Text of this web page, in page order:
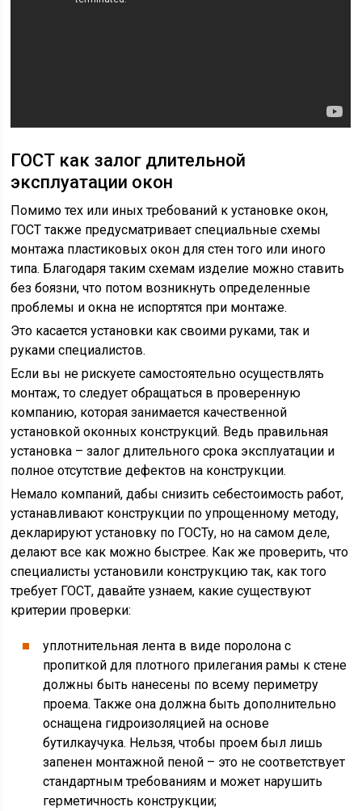
ГОСТ как залог длительной
эксплуатации окон
Помимо тех или иных требований к установке окон,
ГОСТ также предусматривает специальные схемы
монтажа пластиковых окон для стен того или иного
типа. Благодаря таким схемам изделие можно ставить
без боязни, что потом возникнуть определенные
проблемы и окна не испортятся при монтаже.
Это касается установки как своими руками, так и
руками специалистов.
Если вы не рискуете самостоятельно осуществлять
монтаж, то следует обращаться в проверенную
компанию, которая занимается качественной
установкой оконных конструкций. Ведь правильная
установка – залог длительного срока эксплуатации и
полное отсутствие дефектов на конструкции.
Немало компаний, дабы снизить себестоимость работ,
устанавливают конструкции по упрощенному методу,
декларируют установку по ГОСТу, но на самом деле,
делают все как можно быстрее. Как же проверить, что
специалисты установили конструкцию так, как того
требует ГОСТ, давайте узнаем, какие существуют
критерии проверки:
уплотнительная лента в виде поролона с
пропиткой для плотного прилегания рамы к стене
должны быть нанесены по всему периметру
проема. Также она должна быть дополнительно
оснащена гидроизоляцией на основе
бутилкаучука. Нельзя, чтобы проем был лишь
запенен монтажной пеной – это не соответствует
стандартным требованиям и может нарушить
герметичность конструкции;